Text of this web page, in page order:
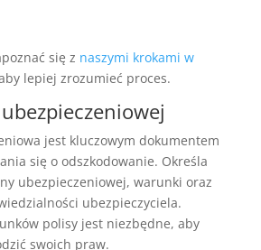
się z naszymi krokami w
lepiej zrozumieć proces.
jest kluczowym dokumentem
się o odszkodowanie. Określa
ubezpieczeniowej, warunki oraz
ubezpieczyciela.
polisy jest niezbędne, aby
swoich praw.